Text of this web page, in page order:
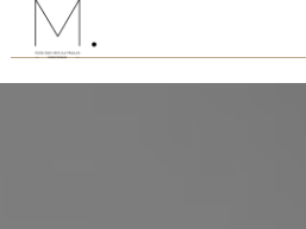
Panneau de gestion des cookies